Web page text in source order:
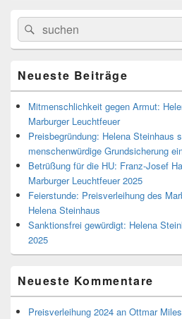
Primärer
Seitenleisten
Widget-
Bereich
Search
for:
Suche
Neueste Beiträge
Mitmenschlichkeit gegen Armut:
Marburger Leuchtfeuer
Preisbegründung: Helena Steinhaus
menschenwürdige Grundsicherung
Betrüßung für die HU: Franz-Josef
Marburger Leuchtfeuer 2025
Feierstunde: Preisverleihung des
Helena Steinhaus
Sanktionsfrei gewürdigt: Helena
2025
Neueste Kommentare
Preisverleihung 2024 an Ottmar